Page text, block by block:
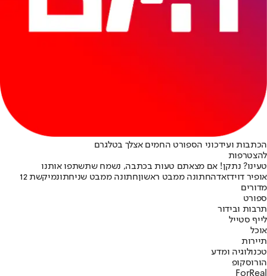
הכתבות ועידכוני הספורט החמים אצלך בטלגרם
להצטרפות
טעינו? נתקן! אם מצאתם טעות בכתבה, נשמח שתשתפו אותנו
אופיר דוידזאדהחתונה ממבט ראשוןחתונה ממבט שניחתונמיקשת 12
מדורים
ספורט
תרבות ובידור
לייף סטייל
אוכל
תיירות
טכנולוגיה ומדע
הורוסקופ
ForReal